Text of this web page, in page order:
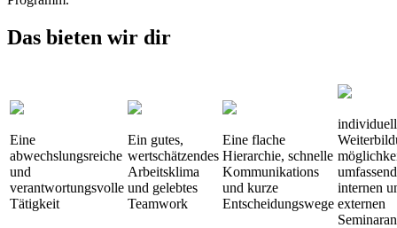
Das bieten wir dir
Eine
abwechslungsreiche
und
verantwortungsvolle
Tätigkeit
Ein gutes,
wertschätzendes
Arbeitsklima
und gelebtes
Teamwork
Eine flache
Hierarchie, schnelle
Kommunikations
und kurze
Entscheidungswege
internen
externen